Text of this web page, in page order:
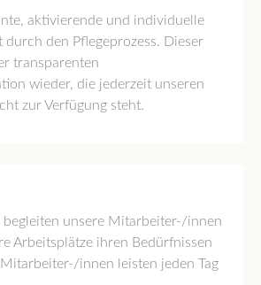
aktivierende und individuelle
durch den Pflegeprozess. Dieser
transparenten
wieder, die jederzeit unseren
zur Verfügung steht.
begleiten unsere Mitarbeiter-/innen
Arbeitsplätze ihren Bedürfnissen
innen leisten jeden Tag